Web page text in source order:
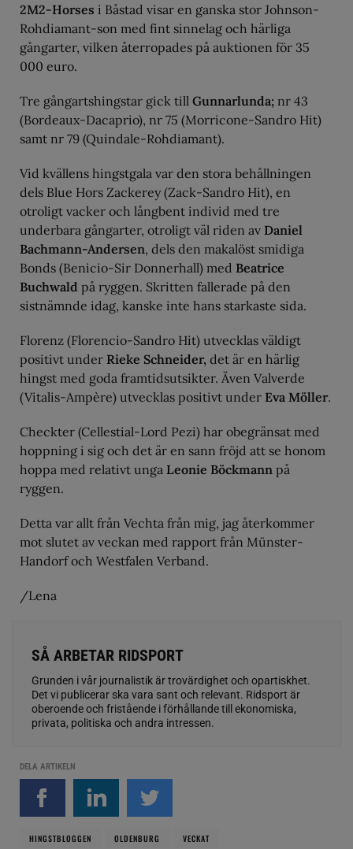
2M2-Horses i Båstad visar en ganska stor Johnson-
Rohdiamant-son med fint sinnelag och härliga
gångarter, vilken återropades på auktionen för 35
000 euro.
Tre gångartshingstar gick till Gunnarlunda; nr 43
(Bordeaux-Dacaprio), nr 75 (Morricone-Sandro Hit)
samt nr 79 (Quindale-Rohdiamant).
Vid kvällens hingstgala var den stora behållningen
dels Blue Hors Zackerey (Zack-Sandro Hit), en
otroligt vacker och långbent individ med tre
underbara gångarter, otroligt väl riden av Daniel
Bachmann-Andersen, dels den makalöst smidiga
Bonds (Benicio-Sir Donnerhall) med Beatrice
Buchwald på ryggen. Skritten fallerade på den
sistnämnde idag, kanske inte hans starkaste sida.
Florenz (Florencio-Sandro Hit) utvecklas väldigt
positivt under Rieke Schneider, det är en härlig
hingst med goda framtidsutsikter. Även Valverde
(Vitalis-Ampère) utvecklas positivt under Eva Möller.
Checkter (Cellestial-Lord Pezi) har obegränsat med
hoppning i sig och det är en sann fröjd att se honom
hoppa med relativt unga Leonie Böckmann på
ryggen.
Detta var allt från Vechta från mig, jag återkommer
mot slutet av veckan med rapport från Münster-
Handorf och Westfalen Verband.
/Lena
SÅ ARBETAR RIDSPORT
Grunden i vår journalistik är trovärdighet och opartiskhet.
Det vi publicerar ska vara sant och relevant. Ridsport är
oberoende och fristående i förhållande till ekonomiska,
privata, politiska och andra intressen.
DELA ARTIKELN
HINGSTBLOGGEN OLDENBURG VECKAT